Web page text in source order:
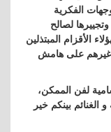
الفكرية
لصالح
الأقزام المبتذلين
غيرهم على هامش
لفن الممكن،
بينكم خير